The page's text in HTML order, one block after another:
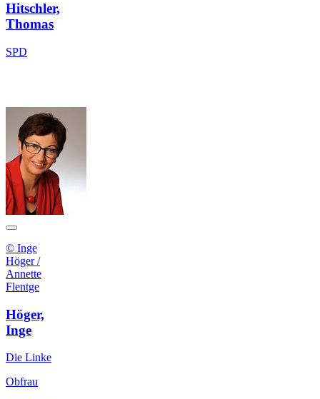
Hitschler,
Thomas
SPD
© Inge
Höger /
Annette
Flentge
Höger,
Inge
Die Linke
Obfrau